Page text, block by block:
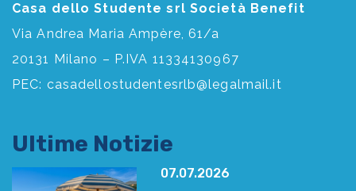
Casa dello Studente srl Società Benefit
Via Andrea Maria Ampère, 61/a
20131 Milano – P.IVA 11334130967
PEC: casadellostudentesrlb@legalmail.it
Ultime Notizie
07.07.2026